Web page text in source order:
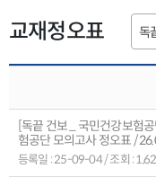
교재정오표
[독끝 건보 _ 국민건강보험
험공단 모의고사 정오표 /
등록일 : 25-09-04 / 조회 :